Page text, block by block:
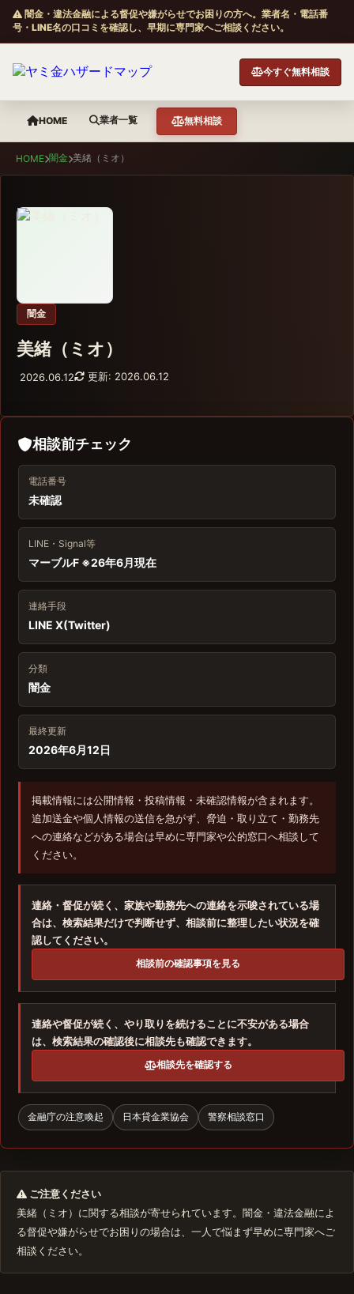
闇金・違法金融による督促や嫌がらせでお困りの方へ。業者名・電話番
号・LINE名の口コミを確認し、早期に専門家へご相談ください。
今すぐ無料相談
HOME 業者一覧 無料相談
HOME 闇金 美緒（ミオ）
闇金
美緒（ミオ）
2026.06.12 更新: 2026.06.12
相談前チェック
電話番号
未確認
LINE・Signal等
マーブルF ※26年6月現在
連絡手段
LINE X(Twitter)
分類
闇金
最終更新
2026年6月12日
掲載情報には公開情報・投稿情報・未確認情報が含まれます。
追加送金や個人情報の送信を急がず、脅迫・取り立て・勤務先
への連絡などがある場合は早めに専門家や公的窓口へ相談して
ください。
連絡・督促が続く、家族や勤務先への連絡を示唆されている場
合は、検索結果だけで判断せず、相談前に整理したい状況を確
認してください。
相談前の確認事項を見る
連絡や督促が続く、やり取りを続けることに不安がある場合
は、検索結果の確認後に相談先も確認できます。
相談先を確認する
金融庁の注意喚起 日本貸金業協会 警察相談窓口
ご注意ください
美緒（ミオ）に関する相談が寄せられています。闇金・違法金融によ
る督促や嫌がらせでお困りの場合は、一人で悩まず早めに専門家へご
相談ください。